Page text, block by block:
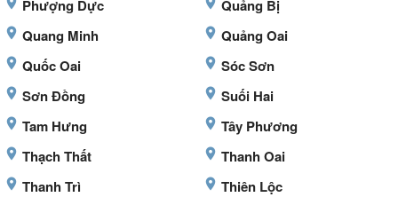
Phượng Dực
Quảng Bị
Quang Minh
Quảng Oai
Quốc Oai
Sóc Sơn
Sơn Đồng
Suối Hai
Tam Hưng
Tây Phương
Thạch Thất
Thanh Oai
Thanh Trì
Thiên Lộc